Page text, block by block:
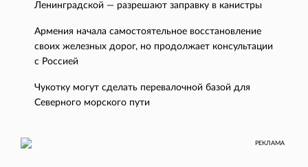
Ленинградской — разрешают заправку в канистры
Армения начала самостоятельное восстановление
своих железных дорог, но продолжает консультации
с Россией
Чукотку могут сделать перевалочной базой для
Северного морского пути
РЕКЛАМА